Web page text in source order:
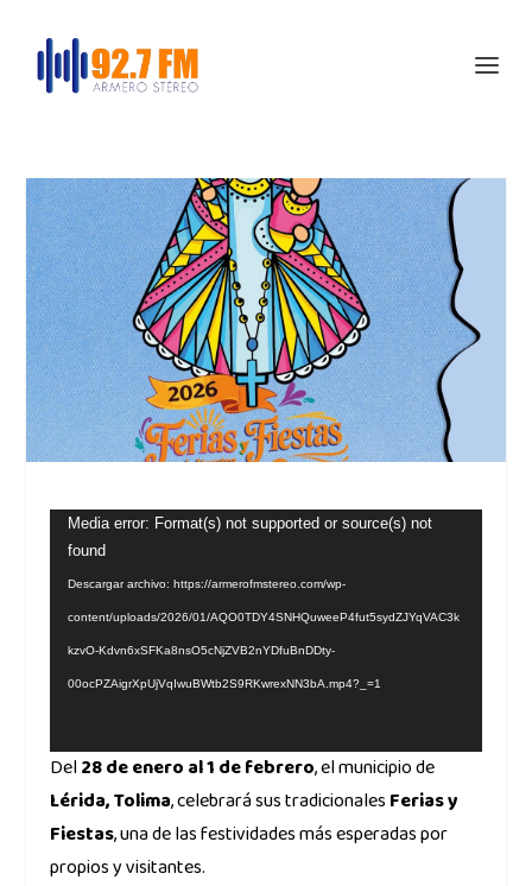
Reproductor
de
vídeo
Media error: Format(s) not supported or source(s) not
found
Descargar archivo: https://armerofmstereo.com/wp-
content/uploads/2026/01/AQO0TDY4SNHQuweeP4fut5sydZJYqVAC3k
kzvO-Kdvn6xSFKa8nsO5cNjZVB2nYDfuBnDDty-
00ocPZAigrXpUjVqIwuBWtb2S9RKwrexNN3bA.mp4?_=1
Del28 de enero al 1 de febrero, el municipio de
Lérida, Tolima, celebrará sus tradicionalesFerias y
Fiestas, una de las festividades más esperadas por
propios y visitantes.